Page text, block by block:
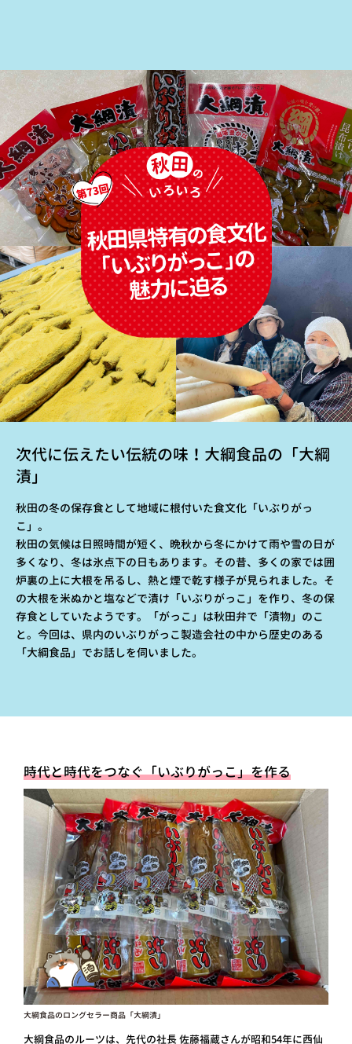
次代に伝えたい伝統の味！大綱食品の「大綱
漬」
秋田の冬の保存食として地域に根付いた食文化「いぶりがっ
こ」。
秋田の気候は日照時間が短く、晩秋から冬にかけて雨や雪の日が
多くなり、冬は氷点下の日もあります。その昔、多くの家では囲
炉裏の上に大根を吊るし、熱と煙で乾す様子が見られました。そ
の大根を米ぬかと塩などで漬け「いぶりがっこ」を作り、冬の保
存食としていたようです。「がっこ」は秋田弁で「漬物」のこ
と。今回は、県内のいぶりがっこ製造会社の中から歴史のある
「大綱食品」でお話しを伺いました。
時代と時代をつなぐ「いぶりがっこ」を作る
大綱食品のロングセラー商品「大綱漬」
大綱食品のルーツは、先代の社長 佐藤福蔵さんが昭和54年に西仙